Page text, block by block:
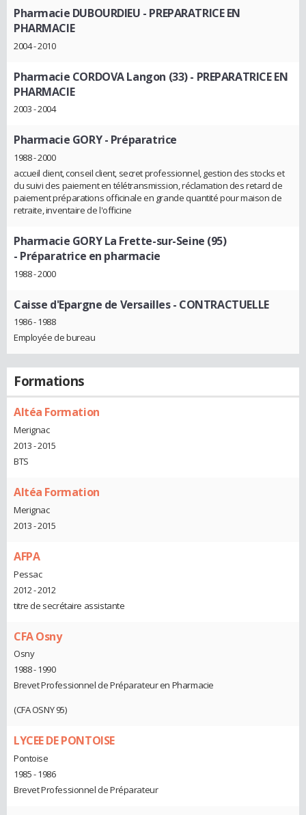
Pharmacie DUBOURDIEU - PREPARATRICE EN
PHARMACIE
2004 - 2010
Pharmacie CORDOVA Langon (33)- PREPARATRICE EN
PHARMACIE
2003 - 2004
Pharmacie GORY- Préparatrice
1988 - 2000
accueil client, conseil client, secret professionnel, gestion des stocks et
du suivi des paiement en télétransmission, réclamation des retard de
paiement préparations officinale en grande quantité pour maison de
retraite, inventaire de l'officine
Pharmacie GORY La Frette-sur-Seine (95)
- Préparatrice en pharmacie
1988 - 2000
Caisse d'Epargne de Versailles- CONTRACTUELLE
1986 - 1988
Employée de bureau
Formations
Altéa Formation
Merignac
2013 - 2015
BTS
Altéa Formation
Merignac
2013 - 2015
AFPA
Pessac
2012 - 2012
titre de secrétaire assistante
CFA Osny
Osny
1988 - 1990
Brevet Professionnel de Préparateur en Pharmacie
(CFA OSNY 95)
LYCEE DE PONTOISE
Pontoise
1985 - 1986
Brevet Professionnel de Préparateur